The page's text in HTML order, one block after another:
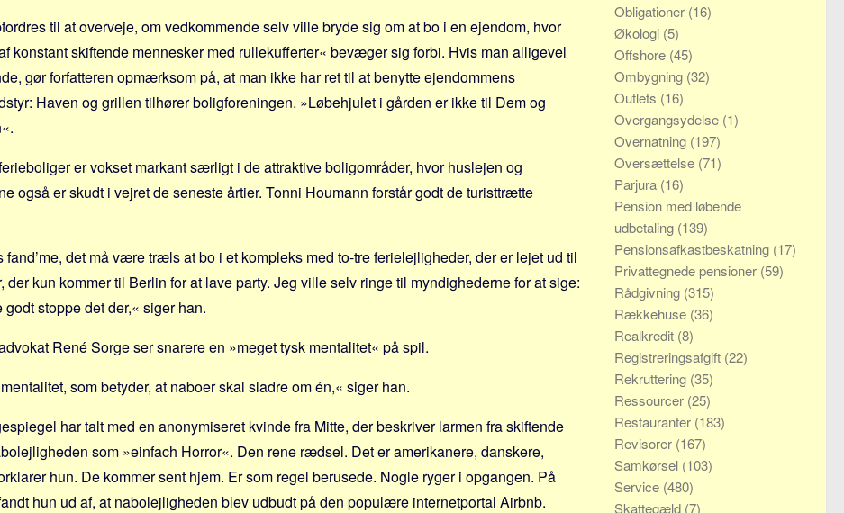
til at overveje, om vedkommende selv ville bryde sig om at bo i en ejendom, hvor
konstant skiftende mennesker med rullekufferter« bevæger sig forbi. Hvis man alligevel
gør forfatteren opmærksom på, at man ikke har ret til at benytte ejendommens
Haven og grillen tilhører boligforeningen. »Løbehjulet i gården er ikke til Dem og
er vokset markant særligt i de attraktive boligområder, hvor huslejen og
også er skudt i vejret de seneste årtier. Tonni Houmann forstår godt de turisttrætte
fand’me, det må være træls at bo i et kompleks med to-tre ferielejligheder, der er lejet ud til
der kun kommer til Berlin for at lave party. Jeg ville selv ringe til myndighederne for at sige:
godt stoppe det der,« siger han.
René Sorge ser snarere en »meget tysk mentalitet« på spil.
som betyder, at naboer skal sladre om én,« siger han.
har talt med en anonymiseret kvinde fra Mitte, der beskriver larmen fra skiftende
som »einfach Horror«. Den rene rædsel. Det er amerikanere, danskere,
hun. De kommer sent hjem. Er som regel berusede. Nogle ryger i opgangen. På
hun ud af, at nabolejligheden blev udbudt på den populære internetportal Airbnb.
Obligationer (16)
Økologi (5)
Offshore (45)
Ombygning (32)
Outlets (16)
Overgangsydelse (1)
Overnatning (197)
Oversættelse (71)
Parjura (16)
Pension med løbende
udbetaling (139)
Pensionsafkastbeskatning (17)
Privattegnede pensioner (59)
Rådgivning (315)
Rækkehuse (36)
Realkredit (8)
Registreringsafgift (22)
Rekruttering (35)
Ressourcer (25)
Restauranter (183)
Revisorer (167)
Samkørsel (103)
Service (480)
Skattegæld (7)